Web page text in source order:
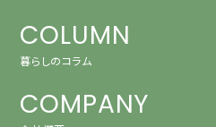
COLUMN
暮らしのコラム
COMPANY